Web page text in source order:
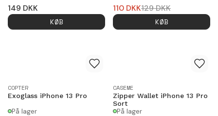
149 DKK
KØB
110 DKK129DKK
KØB
COPTER
Exoglass iPhone 13 Pro
På lager
CASEME
Zipper Wallet iPhone 13 Pro
Sort
På lager